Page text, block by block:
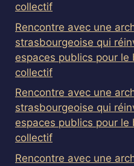
collectif
Rencontre avec une
strasbourgeoise qui
espaces publics pour le
collectif
Rencontre avec une
strasbourgeoise qui
espaces publics pour le
collectif
Rencontre avec une